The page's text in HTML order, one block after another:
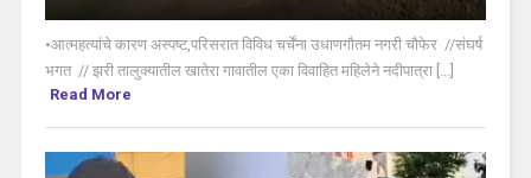
•आत्महत्यांचे कारण अस्पष्ट,परिसरात विविध चर्चेंना उधाणगौतम नगरी चौफेर //संघर्ष
भगत // झरी तालुक्यातील खातेरा गावातील एका विवाहित महिलेने नदीपात्रा [...]
Read More